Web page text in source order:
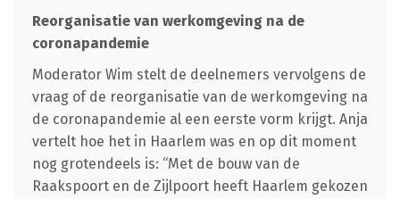
Reorganisatie van werkomgeving na de
coronapandemie
Moderator Wim stelt de deelnemers vervolgens de
vraag of de reorganisatie van de werkomgeving na
de coronapandemie al een eerste vorm krijgt. Anja
vertelt hoe het in Haarlem was en op dit moment
nog grotendeels is: “Met de bouw van de
Raakspoort en de Zijlpoort heeft Haarlem gekozen